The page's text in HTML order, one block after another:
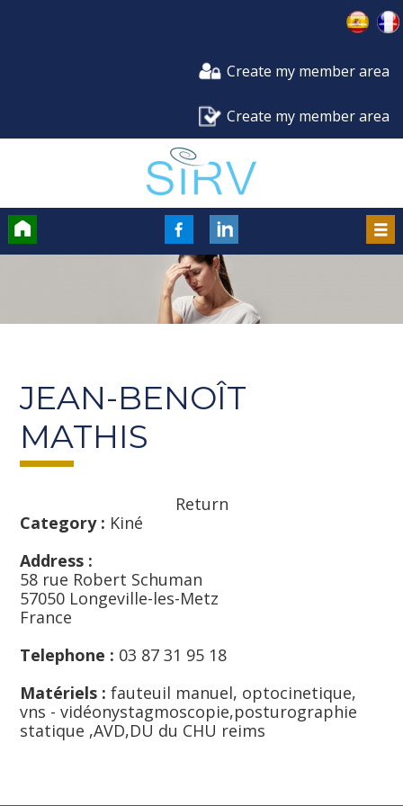
Create my member area
Create my member area
FaceBookLinkedIn
JEAN-BENOÎT
MATHIS
Return
Category : Kiné
Address :
58 rue Robert Schuman
57050 Longeville-les-Metz
France
Telephone : 03 87 31 95 18
Matériels : fauteuil manuel, optocinetique,
vns - vidéonystagmoscopie,posturographie
statique ,AVD,DU du CHU reims